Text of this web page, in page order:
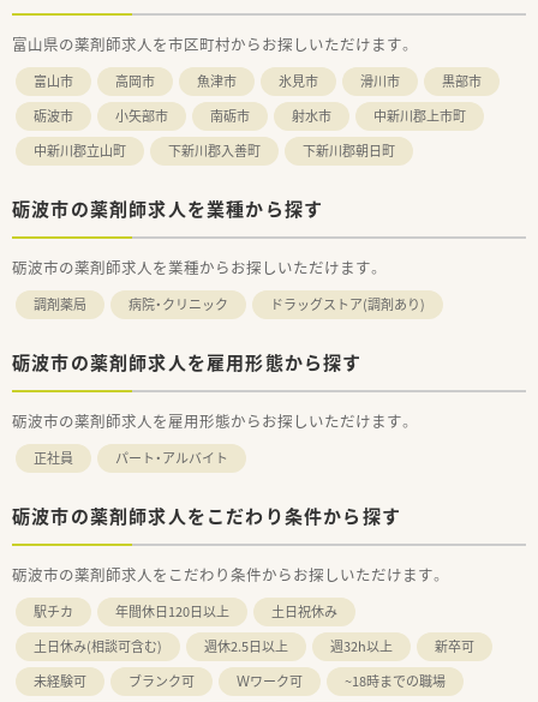
富山県の薬剤師求人を市区町村からお探しいただけます。
富山市 高岡市 魚津市 氷見市 滑川市
黒部市
砺波市
小矢部市 南砺市 射水市
中新川郡上市町
中新川郡立山町
下新川郡入善町 下新川郡朝日町
砺波市の薬剤師求人を業種から探す
砺波市の薬剤師求人を業種からお探しいただけます。
調剤薬局 病院・クリニック ドラッグストア(調剤あり)
砺波市の薬剤師求人を雇用形態から探す
砺波市の薬剤師求人を雇用形態からお探しいただけます。
正社員 パート・アルバイト
砺波市の薬剤師求人をこだわり条件から探す
砺波市の薬剤師求人をこだわり条件からお探しいただけます。
駅チカ 年間休日120日以上
土日祝休み
土日休み(相談可含む)
週休2.5日以上 週32h以上
新卒可
未経験可
ブランク可 Ｗワーク可
~18時までの職場